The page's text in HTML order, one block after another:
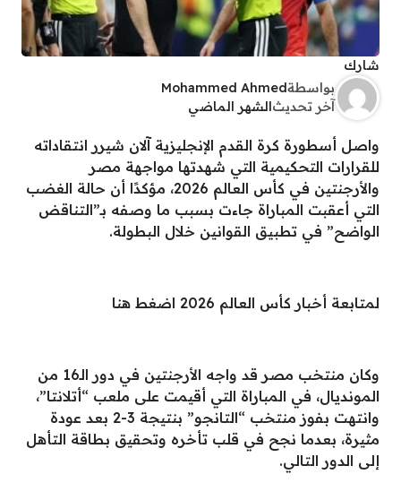
شارك
بواسطةMohammed Ahmed
آخر تحديث الشهر الماضي
واصل أسطورة كرة القدم الإنجليزية آلان شيرر انتقاداته
للقرارات التحكيمية التي شهدتها مواجهة مصر
والأرجنتين في كأس العالم 2026، مؤكدًا أن حالة الغضب
التي أعقبت المباراة جاءت بسبب ما وصفه بـ”التناقض
الواضح” في تطبيق القوانين خلال البطولة.
لمتابعة أخبار كأس العالم 2026 اضغط هنا
وكان منتخب مصر قد واجه الأرجنتين في دور الـ16 من
المونديال، في المباراة التي أقيمت على ملعب “أتلانتا”،
وانتهت بفوز منتخب “التانجو” بنتيجة 3-2 بعد عودة
مثيرة، بعدما نجح في قلب تأخره وتحقيق بطاقة التأهل
إلى الدور التالي.